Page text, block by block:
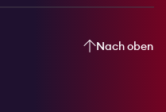
Nach oben